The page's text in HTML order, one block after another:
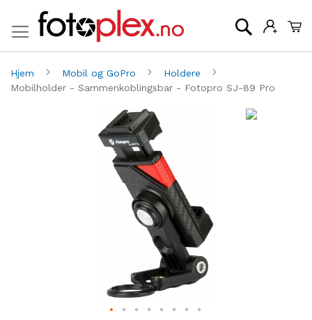
Søk
Hjem Mobil og GoPro
Holdere
Mobilholder - Sammenkoblingsbar - Fotopro SJ-89 Pro